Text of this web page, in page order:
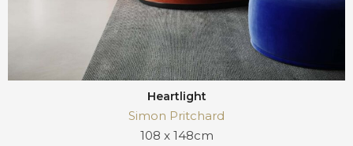
Heartlight
Simon Pritchard
108 x 148cm